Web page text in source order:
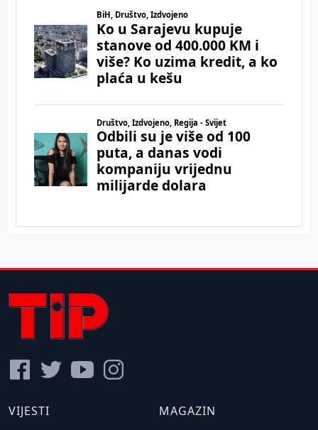
VIJESTI
MAGAZIN